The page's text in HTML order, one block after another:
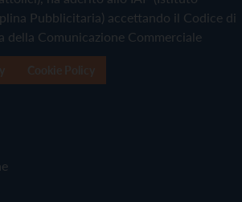
Pubblicitaria) accettando il Codice di
della Comunicazione Commerciale